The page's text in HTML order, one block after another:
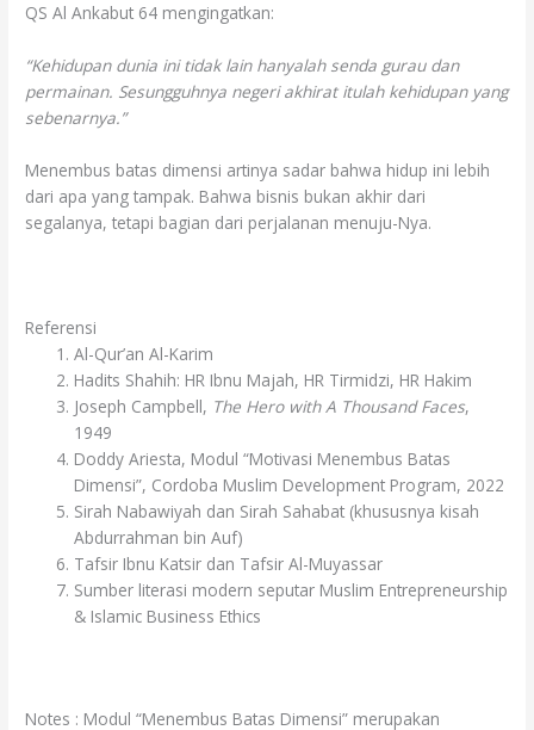
QS Al Ankabut 64 mengingatkan:
“Kehidupan dunia ini tidak lain hanyalah senda gurau dan
permainan. Sesungguhnya negeri akhirat itulah kehidupan yang
sebenarnya.”
Menembus batas dimensi artinya sadar bahwa hidup ini lebih
dari apa yang tampak. Bahwa bisnis bukan akhir dari
segalanya, tetapi bagian dari perjalanan menuju-Nya.
Referensi
Al-Qur’an Al-Karim
Hadits Shahih: HR Ibnu Majah, HR Tirmidzi, HR Hakim
Joseph Campbell, The Hero with A Thousand Faces,
1949
Doddy Ariesta, Modul “Motivasi Menembus Batas
Dimensi”, Cordoba Muslim Development Program, 2022
Sirah Nabawiyah dan Sirah Sahabat (khususnya kisah
Abdurrahman bin Auf)
Tafsir Ibnu Katsir dan Tafsir Al-Muyassar
Sumber literasi modern seputar Muslim Entrepreneurship
& Islamic Business Ethics
Notes : Modul “Menembus Batas Dimensi” merupakan